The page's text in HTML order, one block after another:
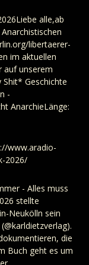
alle,ab
libertaerer-
im aktuellen
auf unserem
Geschichte
-
AnarchieLänge:
www.aradio-
2026/
- Alles muss
stellte
Neukölln sein
die
Buch geht es um